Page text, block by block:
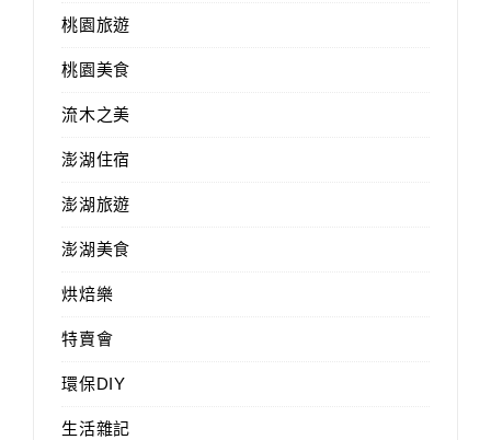
桃園旅遊
桃園美食
流木之美
澎湖住宿
澎湖旅遊
澎湖美食
烘焙樂
特賣會
環保DIY
生活雜記